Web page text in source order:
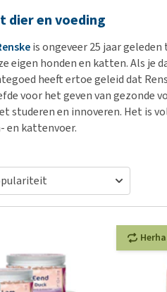
en drinkbakken
reis en onderweg
benodigdheden
alles
Bekijk
en dementie
en conditie
alles
dier en voeding
is ongeveer 25 jaar geleden
eigen honden en katten. Als je
heeft ertoe geleid dat
voor het geven van gezonde
studeren en innoveren. Het is
en kattenvoer.